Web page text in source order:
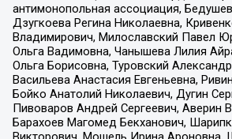
антимонопольная ассоциация,
Дзугкоева Регина Николаевна,
Владимирович, Милославский Павел
Ольга Вадимовна, Чанышева Лилия
Ольга Борисовна, Туровский
Васильева Анастасия Евгеньевна,
Бойко Анатолий Николаевич, Дугин
Пивоваров Андрей Сергеевич, Аверин
Барахоев Магомед Бекханович,